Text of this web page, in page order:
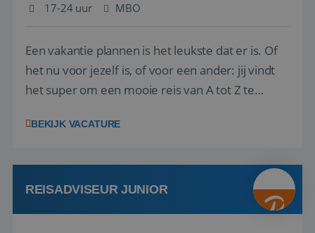
17-24 uur
MBO
Een vakantie plannen is het leukste dat er is. Of
het nu voor jezelf is, of voor een ander: jij vindt
het super om een mooie reis van A tot Z te
vakantiegangers de meest prachtige plekjes op
werken: of het nu gaat om vragen ...
BEKIJK VACATURE
REISADVISEUR JUNIOR